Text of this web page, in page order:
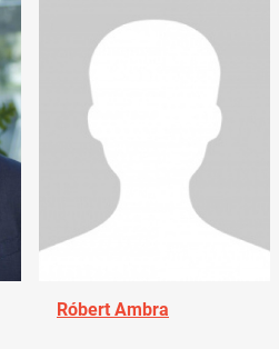
Róbert Ambra